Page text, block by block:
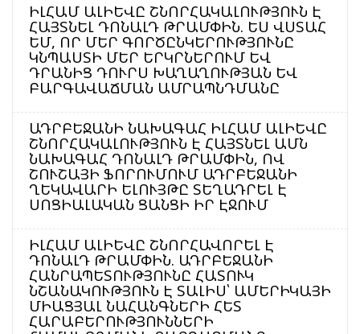
ԻԼՀԱՄ ԱԼԻԵՎԸ ՇՆՈՐՀԱԿԱԼՈՒԹՅՈՒՆ Է
ՀԱՅՏՆԵԼ ԴՈՆԱԼԴ ԹՐԱՄՓԻՆ. ԵՍ ՎՍՏԱՀ
ԵՄ, ՈՐ ՄԵՐ ԳՈՐԾԸՆԿԵՐՈՒԹՅՈՒՆԸ
ԿՆՊԱՍՏԻ ՄԵՐ ԵՐԿՐՆԵՐՈՒՄ ԵՎ
ԴՐԱՆԻՑ ԴՈՒՐՍ ԽԱՂԱՂՈՒԹՅԱՆ ԵՎ
ԲԱՐԳԱՎԱՃՄԱՆ ԱՄՐԱՊՆԴՄԱՆԸ
ԱԴՐԲԵՋԱՆԻ ՆԱԽԱԳԱՀ ԻԼՀԱՄ ԱԼԻԵՎԸ
ՇՆՈՐՀԱԿԱԼՈՒԹՅՈՒՆ Է ՀԱՅՏՆԵԼ ԱՄՆ
ՆԱԽԱԳԱՀ ԴՈՆԱԼԴ ԹՐԱՄՓԻՆ, ՈՎ
ՇՈՒՇԱՅԻ ՖՈՐՈՒՄՈՒՄ ԱԴՐԲԵՋԱՆԻ
ՂԵԿԱՎԱՐԻ ԵԼՈՒՅԹԸ ՏԵՂԱԴՐԵԼ Է
ՍՈՑԻԱԼԱԿԱՆ ՑԱՆՑԻ ԻՐ ԷՋՈՒՄ
ԻԼՀԱՄ ԱԼԻԵՎԸ ՇՆՈՐՀԱՎՈՐԵԼ Է
ԴՈՆԱԼԴ ԹՐԱՄՓԻՆ. ԱԴՐԲԵՋԱՆԻ
ՀԱՆՐԱՊԵՏՈՒԹՅՈՒՆԸ ՀԱՏՈՒԿ
ՆՇԱՆԱԿՈՒԹՅՈՒՆ Է ՏԱԼԻՍ՝ ԱՄԵՐԻԿԱՅԻ
ՄԻԱՑՅԱԼ ՆԱՀԱՆԳՆԵՐԻ ՀԵՏ
ՀԱՐԱԲԵՐՈՒԹՅՈՒՆՆԵՐԻ